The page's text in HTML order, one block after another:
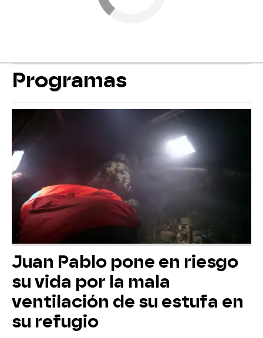
Programas
Juan Pablo pone en riesgo
su vida por la mala
ventilación de su estufa en
su refugio